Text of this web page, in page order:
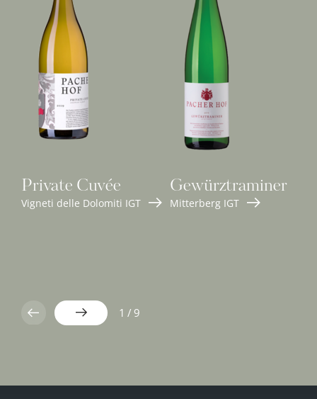
Private Cuvée
Vigneti delle Dolomiti IGT
Gewürztraminer
Mitterberg IGT
1 / 9